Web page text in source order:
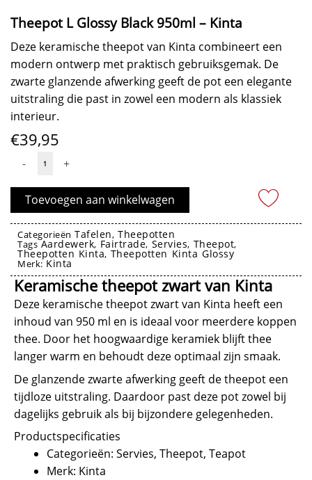
Theepot L Glossy Black 950ml – Kinta
Deze keramische theepot van Kinta combineert een
modern ontwerp met praktisch gebruiksgemak. De
zwarte glanzende afwerking geeft de pot een elegante
uitstraling die past in zowel een modern als klassiek
interieur.
€39,95
-
Theepot
Glossy
Black
950ml
Kinta
aantal
+
Toevoegen aan winkelwagen
Categorieën Tafelen,Theepotten
Tags Aardewerk, Fairtrade, Servies, Theepot,
Theepotten Kinta, Theepotten Kinta Glossy
Merk: Kinta
Keramische theepot zwart van Kinta
Deze keramische theepot zwart van Kinta heeft een
inhoud van 950 ml en is ideaal voor meerdere koppen
thee. Door het hoogwaardige keramiek blijft thee
langer warm en behoudt deze optimaal zijn smaak.
De glanzende zwarte afwerking geeft de theepot een
tijdloze uitstraling. Daardoor past deze pot zowel bij
dagelijks gebruik als bij bijzondere gelegenheden.
Productspecificaties
Categorieën: Servies, Theepot, Teapot
Merk: Kinta